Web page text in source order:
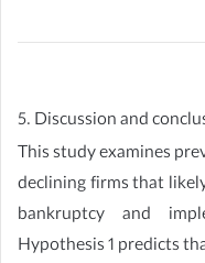
5. Discussion and
This study examines
declining firms that
bankruptcy and
Hypothesis 1 predicts